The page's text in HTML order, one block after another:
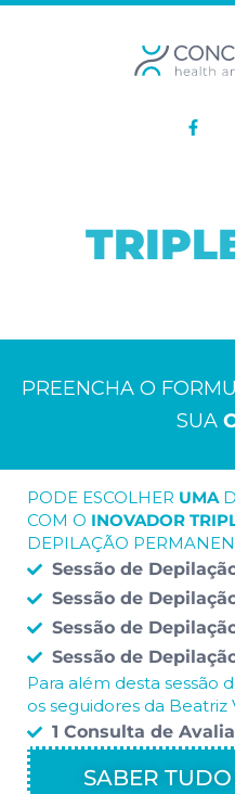
PREENCHA O
SUA
PODE ESCOLHER UMA
COM O INOVADOR
DEPILAÇÃO
Sessão de
Sessão de
Sessão de
Sessão de
Para além desta sessão
os seguidores da Beatriz
1 Consulta de
SABER